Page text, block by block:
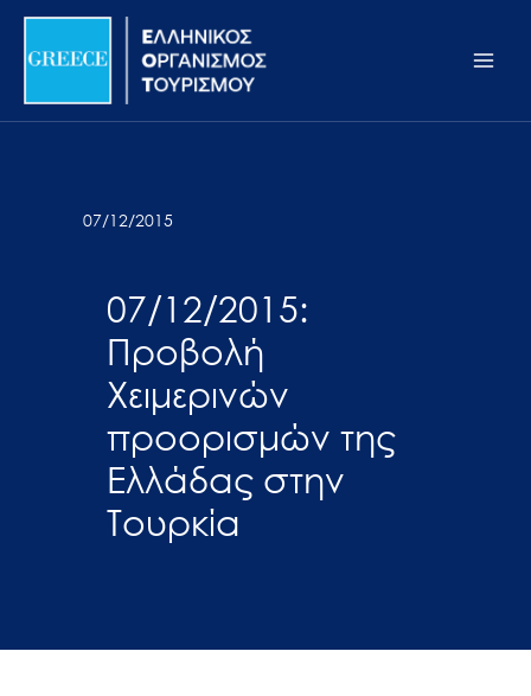
Σημείωση:
ιστότοπος
προσβασιμότητας.
Μετάβαση
περιεχόμενο
07/12/2015
07/12/2015:
Προβολή
Χειμερινών
προορισμών της
Ελλάδας στην
Τουρκία